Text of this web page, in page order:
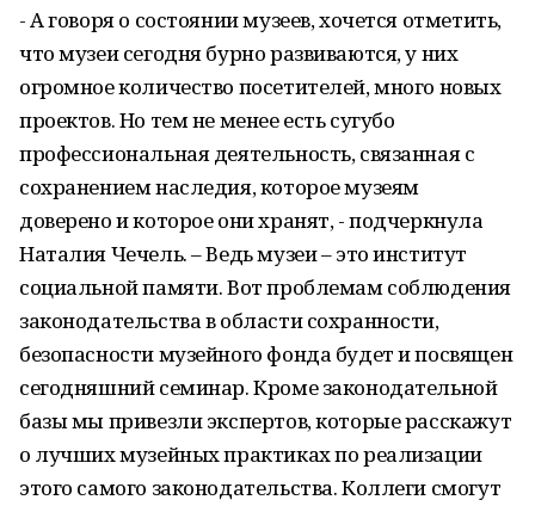
- А говоря о состоянии музеев, хочется отметить,
что музеи сегодня бурно развиваются, у них
огромное количество посетителей, много новых
проектов. Но тем не менее есть сугубо
профессиональная деятельность, связанная с
сохранением наследия, которое музеям
доверено и которое они хранят, - подчеркнула
Наталия Чечель. – Ведь музеи – это институт
социальной памяти. Вот проблемам соблюдения
законодательства в области сохранности,
безопасности музейного фонда будет и посвящен
сегодняшний семинар. Кроме законодательной
базы мы привезли экспертов, которые расскажут
о лучших музейных практиках по реализации
этого самого законодательства. Коллеги смогут